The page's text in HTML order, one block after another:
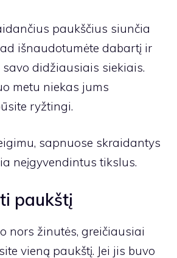
paukščius siunčia
išnaudotumėte dabartį ir
didžiausiais siekiais.
metu niekas jums
ryžtingi.
sapnuose skraidantys
neįgyvendintus tikslus.
paukštį
nors žinutės, greičiausiai
vieną paukštį. Jei jis buvo